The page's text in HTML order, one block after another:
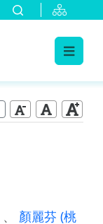
、 顏麗芬 (桃